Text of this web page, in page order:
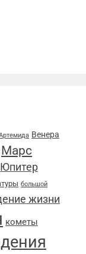
Венера
Марс
Юпитер
большой
жизни
кометы